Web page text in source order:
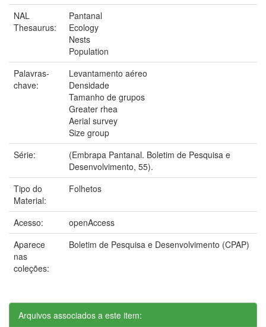
NAL
Thesaurus:
Pantanal
Ecology
Nests
Population
Palavras-
chave:
Levantamento aéreo
Densidade
Tamanho de grupos
Greater rhea
Aerial survey
Size group
Série:
(Embrapa Pantanal. Boletim de Pesquisa e
Desenvolvimento, 55).
Tipo do
Material:
Folhetos
Acesso:
openAccess
Aparece
nas
coleções:
Boletim de Pesquisa e Desenvolvimento (CPAP)
Arquivos associados a este item: